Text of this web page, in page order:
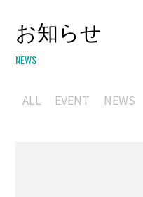
お知らせ
NEWS
ALL EVENT NEWS